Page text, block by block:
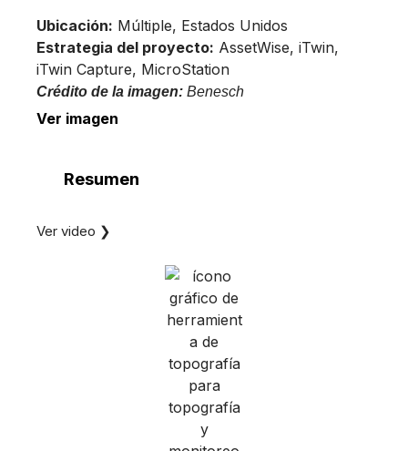
Ubicación: Múltiple, Estados Unidos
Estrategia del proyecto: AssetWise, iTwin,
iTwin Capture, MicroStation
Crédito de la imagen: Benesch
Ver imagen
Resumen
Ver video ❯